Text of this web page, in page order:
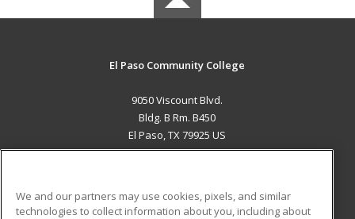
El Paso Community College
9050 Viscount Blvd.
Bldg. B Rm. B450
El Paso, TX 79925 US
We and our partners may use cookies, pixels, and similar
technologies to collect information about you, including about